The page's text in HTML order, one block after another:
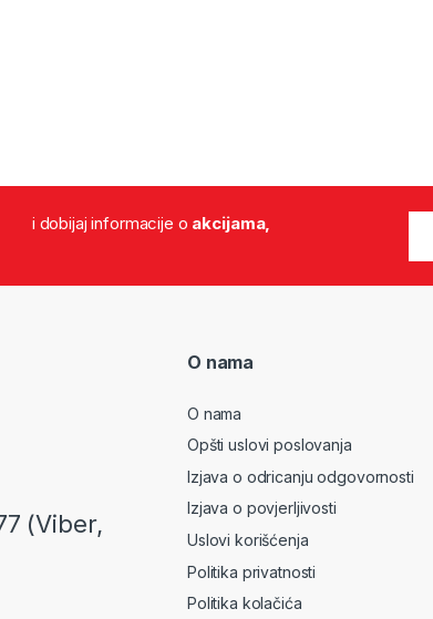
i dobijaj informacije o akcijama,
(Viber,
O nama
O nama
Opšti uslovi poslovanja
Izjava o odricanju odgovornosti
Izjava o povjerljivosti
Uslovi korišćenja
Politika privatnosti
Politika kolačića